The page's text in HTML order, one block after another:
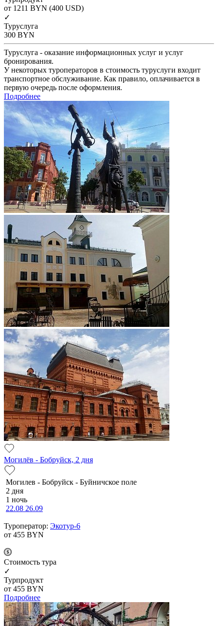
от 1211 BYN (400 USD)
✓
Туруслуга
300 BYN
Туруслуга - оказание информационных услуг и услуг
бронирования.
У некоторых туроператоров в стоимость туруслуги входит
транспортное обслуживание. Как правило, оплачивается в
первую очередь после оформления.
Подробнее
Могилёв - Бобруйск, 2 дня
Мо­ги­лев - Бобруйск - Буй­нич­ское по­ле
2 дня
1 ночь
22.08 26.09
Туроператор: Экотур-6
от 455 BYN
Cтоимость тура
✓
Турпродукт
от 455 BYN
Подробнее